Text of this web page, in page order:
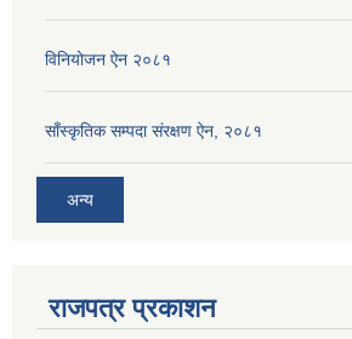
विनियोजन ऐन २०८१
साँस्कृतिक सम्पदा संरक्षण ऐन, २०८१
अन्य
राजपत्र प्रकाशन